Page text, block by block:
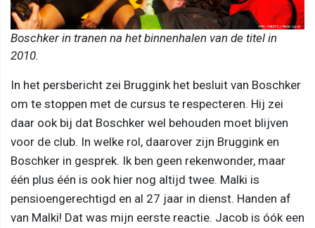
Boschker in tranen na het binnenhalen van de titel in
2010.
In het persbericht zei Bruggink het besluit van Boschker
om te stoppen met de cursus te respecteren. Hij zei
daar ook bij dat Boschker wel behouden moet blijven
voor de club. In welke rol, daarover zijn Bruggink en
Boschker in gesprek. Ik ben geen rekenwonder, maar
één plus één is ook hier nog altijd twee. Malki is
pensioengerechtigd en al 27 jaar in dienst. Handen af
van Malki! Dat was mijn eerste reactie. Jacob is óók een